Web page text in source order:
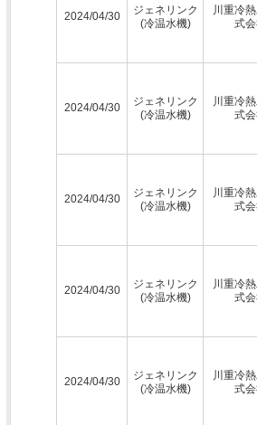
2024/04/30
ジェネリンク
(冷温水機)
川重冷
式
2024/04/30
ジェネリンク
(冷温水機)
川重冷
式
2024/04/30
ジェネリンク
(冷温水機)
川重冷
式
2024/04/30
ジェネリンク
(冷温水機)
川重冷
式
2024/04/30
ジェネリンク
(冷温水機)
川重冷
式